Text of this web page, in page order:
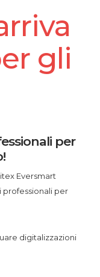
gli
per
Eversmart
professionali per
digitalizzazioni